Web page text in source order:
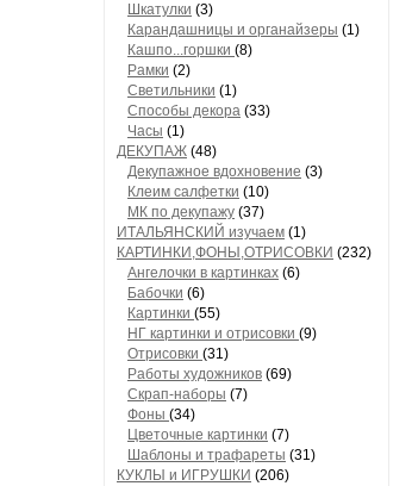
Шкатулки (3)
Карандашницы и органайзеры (1)
Кашпо...горшки (8)
Рамки (2)
Светильники (1)
Способы декора (33)
Часы (1)
ДЕКУПАЖ (48)
Декупажное вдохновение (3)
Клеим салфетки (10)
МК по декупажу (37)
ИТАЛЬЯНСКИЙ изучаем (1)
КАРТИНКИ,ФОНЫ,ОТРИСОВКИ (232)
Ангелочки в картинках (6)
Бабочки (6)
Картинки (55)
НГ картинки и отрисовки (9)
Отрисовки (31)
Работы художников (69)
Скрап-наборы (7)
Фоны (34)
Цветочные картинки (7)
Шаблоны и трафареты (31)
КУКЛЫ и ИГРУШКИ (206)